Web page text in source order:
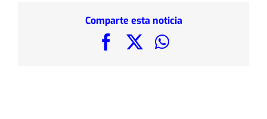
Comparte esta noticia
FacebookWhatsApp